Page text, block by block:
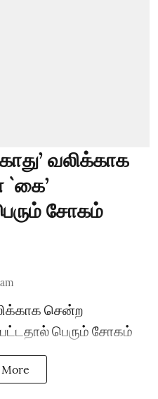
வலிக்காக
சோகம்
சென்ற
பெரும் சோகம்
More